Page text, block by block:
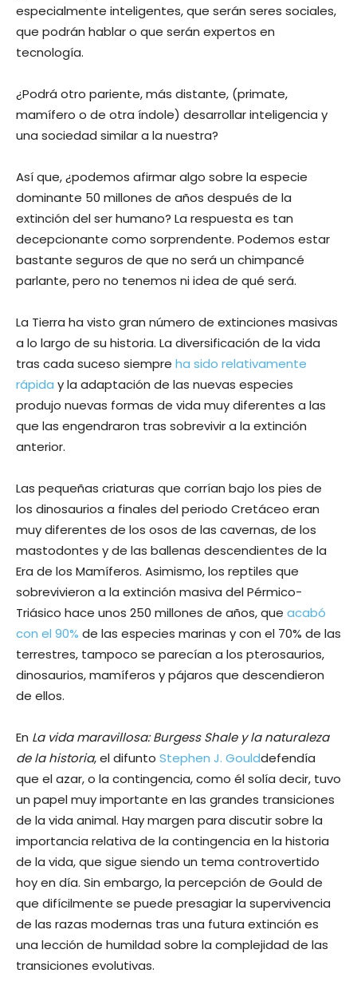
especialmente inteligentes, que serán seres sociales,
que podrán hablar o que serán expertos en
tecnología.
¿Podrá otro pariente, más distante, (primate,
mamífero o de otra índole) desarrollar inteligencia y
una sociedad similar a la nuestra?
Así que, ¿podemos afirmar algo sobre la especie
dominante 50 millones de años después de la
extinción del ser humano? La respuesta es tan
decepcionante como sorprendente. Podemos estar
bastante seguros de que no será un chimpancé
parlante, pero no tenemos ni idea de qué será.
La Tierra ha visto gran número de extinciones masivas
a lo largo de su historia. La diversificación de la vida
tras cada suceso siempre ha sido relativamente
rápida y la adaptación de las nuevas especies
produjo nuevas formas de vida muy diferentes a las
que las engendraron tras sobrevivir a la extinción
anterior.
Las pequeñas criaturas que corrían bajo los pies de
los dinosaurios a finales del periodo Cretáceo eran
muy diferentes de los osos de las cavernas, de los
mastodontes y de las ballenas descendientes de la
Era de los Mamíferos. Asimismo, los reptiles que
sobrevivieron a la extinción masiva del Pérmico-
Triásico hace unos 250 millones de años, que acabó
con el 90% de las especies marinas y con el 70% de las
terrestres, tampoco se parecían a los pterosaurios,
dinosaurios, mamíferos y pájaros que descendieron
de ellos.
En La vida maravillosa: Burgess Shale y la naturaleza
de la historia, el difunto Stephen J. Goulddefendía
que el azar, o la contingencia, como él solía decir, tuvo
un papel muy importante en las grandes transiciones
de la vida animal. Hay margen para discutir sobre la
importancia relativa de la contingencia en la historia
de la vida, que sigue siendo un tema controvertido
hoy en día. Sin embargo, la percepción de Gould de
que difícilmente se puede presagiar la supervivencia
de las razas modernas tras una futura extinción es
una lección de humildad sobre la complejidad de las
transiciones evolutivas.